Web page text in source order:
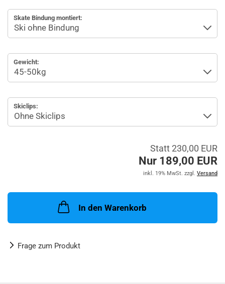
Skate Bindung montiert:
Gewicht:
Skiclips:
Statt 230,00 EUR
Nur 189,00 EUR
inkl. 19% MwSt. zzgl. Versand
In den Warenkorb
Frage zum Produkt